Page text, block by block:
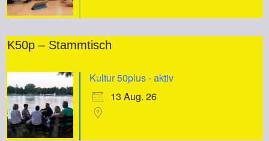
K50p – Stammtisch
Kultur 50plus - aktiv
13 Aug. 26